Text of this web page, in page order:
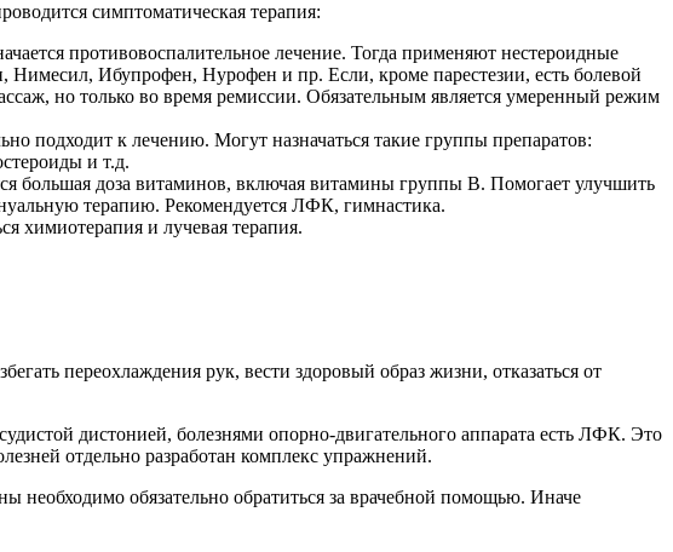
симптоматическая терапия:
противовоспалительное лечение. Тогда применяют нестероидные
Ибупрофен, Нурофен и пр. Если, кроме парестезии, есть болевой
но только во время ремиссии. Обязательным является умеренный режим
подходит к лечению. Могут назначаться такие группы препаратов:
и т.д.
большая доза витаминов, включая витамины группы В. Помогает улучшить
терапию. Рекомендуется ЛФК, гимнастика.
химиотерапия и лучевая терапия.
переохлаждения рук, вести здоровый образ жизни, отказаться от
дистонией, болезнями опорно-двигательного аппарата есть ЛФК. Это
отдельно разработан комплекс упражнений.
обязательно обратиться за врачебной помощью. Иначе